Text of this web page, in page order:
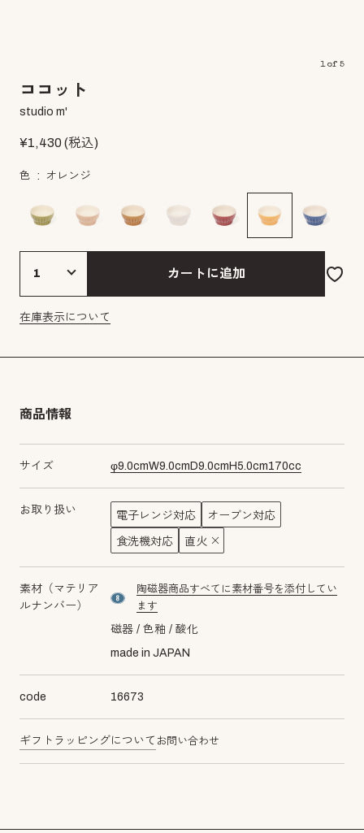
1of 5
ココット
studio m'
¥1,430(税込)
色 オレンジ
カートに追加
在庫表示について
商品情報
サイズ φ9.0cmW9.0cm D9.0cm H5.0cm170cc
お取り扱い 電子レンジ対応 オーブン対応
食洗機対応 直火
素材（マテリア
ルナンバー）
material number8
陶磁器商品すべてに素材番号を添付してい
ます
磁器 色釉
酸化
made in JAPAN
code 16673
ギフトラッピングについて お問い合わせ